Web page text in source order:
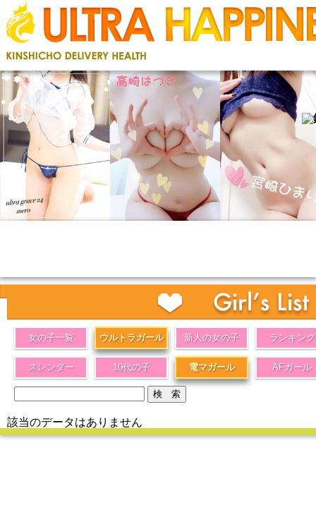
女の子一覧 ウルトラガール 新人の女の子 ランキング
スレンダー 10代の子 電マガール AFガール
該当のデータはありません